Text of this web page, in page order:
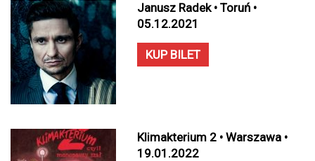
Janusz Radek • Toruń •
05.12.2021
KUP BILET
Klimakterium 2 • Warszawa •
19.01.2022